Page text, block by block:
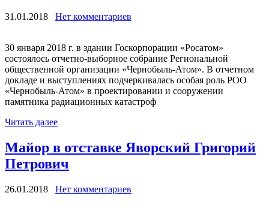
31.01.2018 Нет комментариев
30 января 2018 г. в здании Госкорпорации «Росатом»
состоялось отчетно-выборное собрание Региональной
общественной организации «Чернобыль-Атом». В отчетном
докладе и выступлениях подчеркивалась особая роль РОО
«Чернобыль-Атом» в проектировании и сооружении
памятника радиационных катастроф
Читать далее
Майор в отставке Яворский Григорий
Петрович
26.01.2018 Нет комментариев